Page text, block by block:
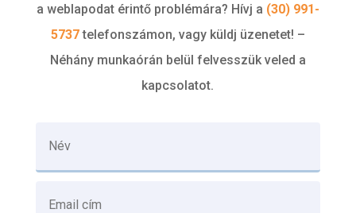
a weblapodat érintő problémára? Hívj a (30) 991-
5737telefonszámon, vagy küldj üzenetet! –
Néhány munkaórán belül felvesszük veled a
kapcsolatot.